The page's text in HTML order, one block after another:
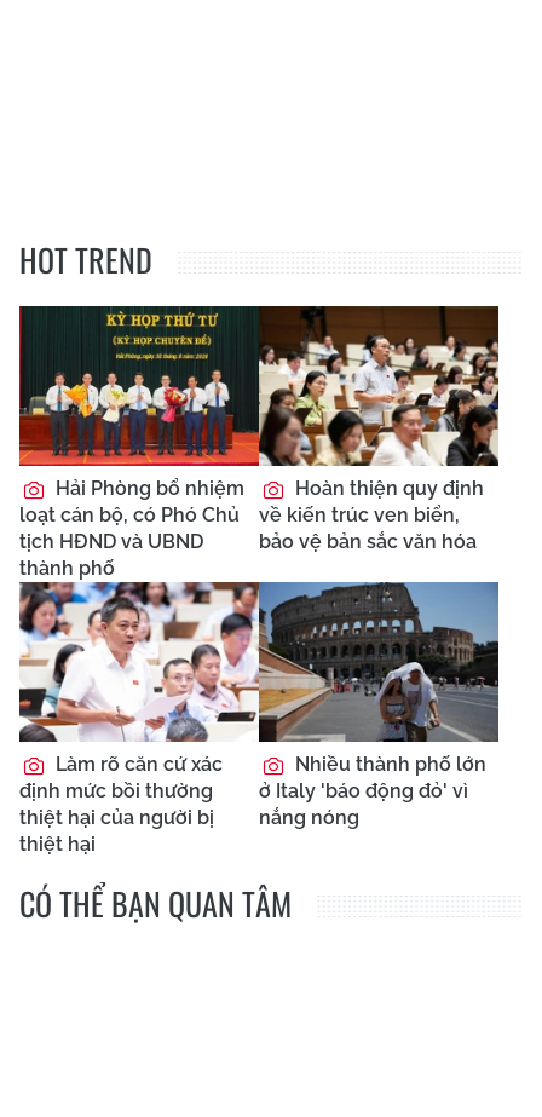
HOT TREND
Hải Phòng bổ nhiệm
loạt cán bộ, có Phó Chủ
tịch HĐND và UBND
thành phố
Hoàn thiện quy định
về kiến trúc ven biển,
bảo vệ bản sắc văn hóa
Làm rõ căn cứ xác
định mức bồi thường
thiệt hại của người bị
thiệt hại
Nhiều thành phố lớn
ở Italy 'báo động đỏ' vì
nắng nóng
CÓ THỂ BẠN QUAN TÂM